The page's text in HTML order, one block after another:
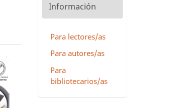
Información
Para lectores/as
Para autores/as
Para
bibliotecarios/as